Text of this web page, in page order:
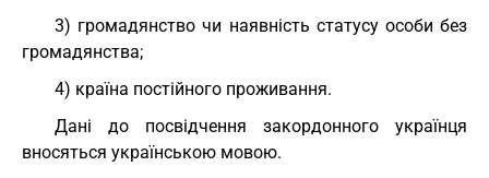
3) громадянство чи наявність статусу особи без
громадянства;
4) країна постійного проживання.
Дані до посвідчення закордонного українця
вносяться українською мовою.